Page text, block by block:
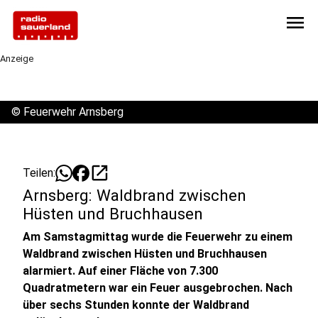
menu
Anzeige
© Feuerwehr Arnsberg
Teilen: open_in_new
Arnsberg: Waldbrand zwischen
Hüsten und Bruchhausen
Am Samstagmittag wurde die Feuerwehr zu einem
Waldbrand zwischen Hüsten und Bruchhausen
alarmiert. Auf einer Fläche von 7.300
Quadratmetern war ein Feuer ausgebrochen. Nach
über sechs Stunden konnte der Waldbrand